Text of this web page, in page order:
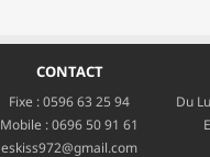
CONTACT
Fixe :0596 63 25 94
Mobile :0696 50 91 61
eskiss972@gmail.com
Du